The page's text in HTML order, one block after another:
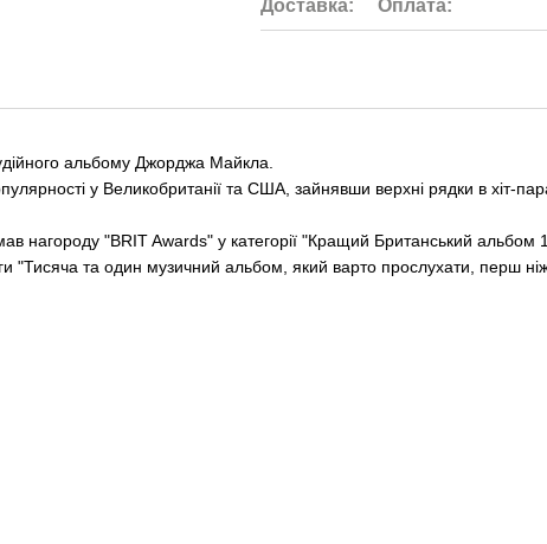
Доставка: Оплата:
альбому Джорджа Майкла.
у Великобританії та США, зайнявши верхні рядки в хіт-
нагороду "BRIT Awards" у категорії "Кращий Британський альбом
"Тисяча та один музичний альбом, який варто прослухати, перш